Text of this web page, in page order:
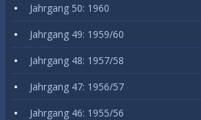
Jahrgang 50: 1960
Jahrgang 49: 1959/60
Jahrgang 48: 1957/58
Jahrgang 47: 1956/57
Jahrgang 46: 1955/56